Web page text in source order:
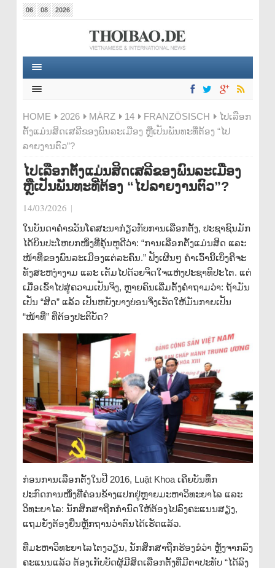
06 08 2026
HOME 2026 MÄRZ 14 FRANZÖSISCH
ໄປເລືອກ
ຕັ້ງແມ່ນສິດເສລີຂອງພົນລະເມືອງ ຫຼືເປັນພັນທະທີ່ຕ້ອງ “ໄປ
ລາຍງານຕົວ”?
ໄປເລືອກຕັ້ງແມ່ນສິດເສລີຂອງພົນລະເມືອງ
ຫຼືເປັນພັນທະທີ່ຕ້ອງ “ໄປລາຍງານຕົວ”?
14/03/2026 |
ໃນບັນດາຄຳຂວັນໂຄສະນາກ່ຽວກັບການເລືອກຕັ້ງ, ປະຊາຊົນມັກ
ໄດ້ຍິນປະໂຫຍກໜຶ່ງທີ່ຄຸ້ນຫູດີວ່າ: “ການເລືອກຕັ້ງແມ່ນສິດ ແລະ
ໜ້າທີ່ຂອງພົນລະເມືອງແຕ່ລະຄົນ.” ຟັງເຜີນໆ ຄຳເວົ້ານີ້ເບິ່ງຄືຈະ
ທັງສະຫງ່າງາມ ແລະ ເຕັມໄປດ້ວຍຈິດໃຈແຫ່ງປະຊາທິປະໄຕ. ແຕ່
ເມື່ອເຂົ້າໄປສູ່ຄວາມເປັນຈິງ, ຫຼາຍຄົນເລີ່ມຕັ້ງຄຳຖາມວ່າ: ຖ້າມັນ
ເປັນ “ສິດ” ແລ້ວ ເປັນຫຍັງບາງບ່ອນຈຶ່ງເຮັດໃຫ້ມັນກາຍເປັນ
“ໜ້າທີ່” ທີ່ຕ້ອງປະຕິບັດ?
ກ່ອນການເລືອກຕັ້ງໃນປີ 2016, Luật Khoa ເຄີຍບັນທຶກ
ປະກົດການໜຶ່ງທີ່ຄ່ອນຂ້າງແປກຢູ່ຫຼາຍມະຫາວິທະຍາໄລ ແລະ
ວິທະຍາໄລ: ນັກສຶກສາຖືກກຳນົດໃຫ້ຕ້ອງໄປລົງຄະແນນສຽງ,
ແຖມຍັງຕ້ອງຍື່ນຫຼັກຖານວ່າຕົນໄດ້ເຮັດແລ້ວ.
ທີ່ມະຫາວິທະຍາໄລໄຕງວຽນ, ນັກສຶກສາຖືກຮ້ອງຂໍວ່າ ຫຼັງຈາກລົງ
ຄະແນນແລ້ວ ຕ້ອງເກັບບັດຜູ້ມີສິດເລືອກຕັ້ງທີ່ມີຕາປະທັບ “ໄດ້ລົງ